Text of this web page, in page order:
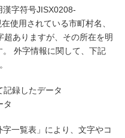
字符号JISX0208-
使用されている市町村名、
ありますが、その所在を明
外字情報に関して、下記
録したデータ
タ
字一覧表」により、文字やコ